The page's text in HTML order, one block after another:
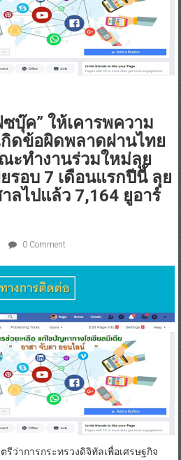
ซบุ๊ค” ให้เคารพความ
ดข้อผิดพลาดผ่านไทย
ะทำงานร่วมใหม่ลุย
รอบ 7 เดือนแรกปีนี้ ลุย
ลไปแล้ว 7,164 ยูอาร์
0 Comment
าการกระทรวงดิจิทัลเพื่อเศรษฐกิจ